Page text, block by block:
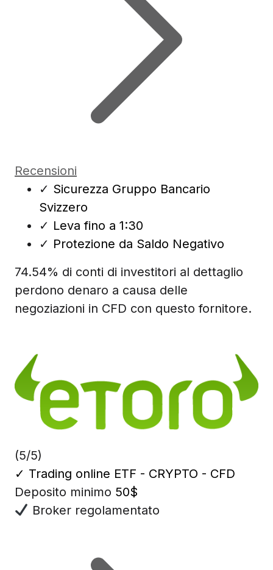
Recensioni
✓ Sicurezza Gruppo Bancario
Svizzero
✓ Leva fino a 1:30
✓ Protezione da Saldo Negativo
74.54% di conti di investitori al dettaglio
perdono denaro a causa delle
negoziazioni in CFD con questo fornitore.
(5/5)
✓ Trading online ETF - CRYPTO - CFD
Deposito minimo 50$
Broker regolamentato